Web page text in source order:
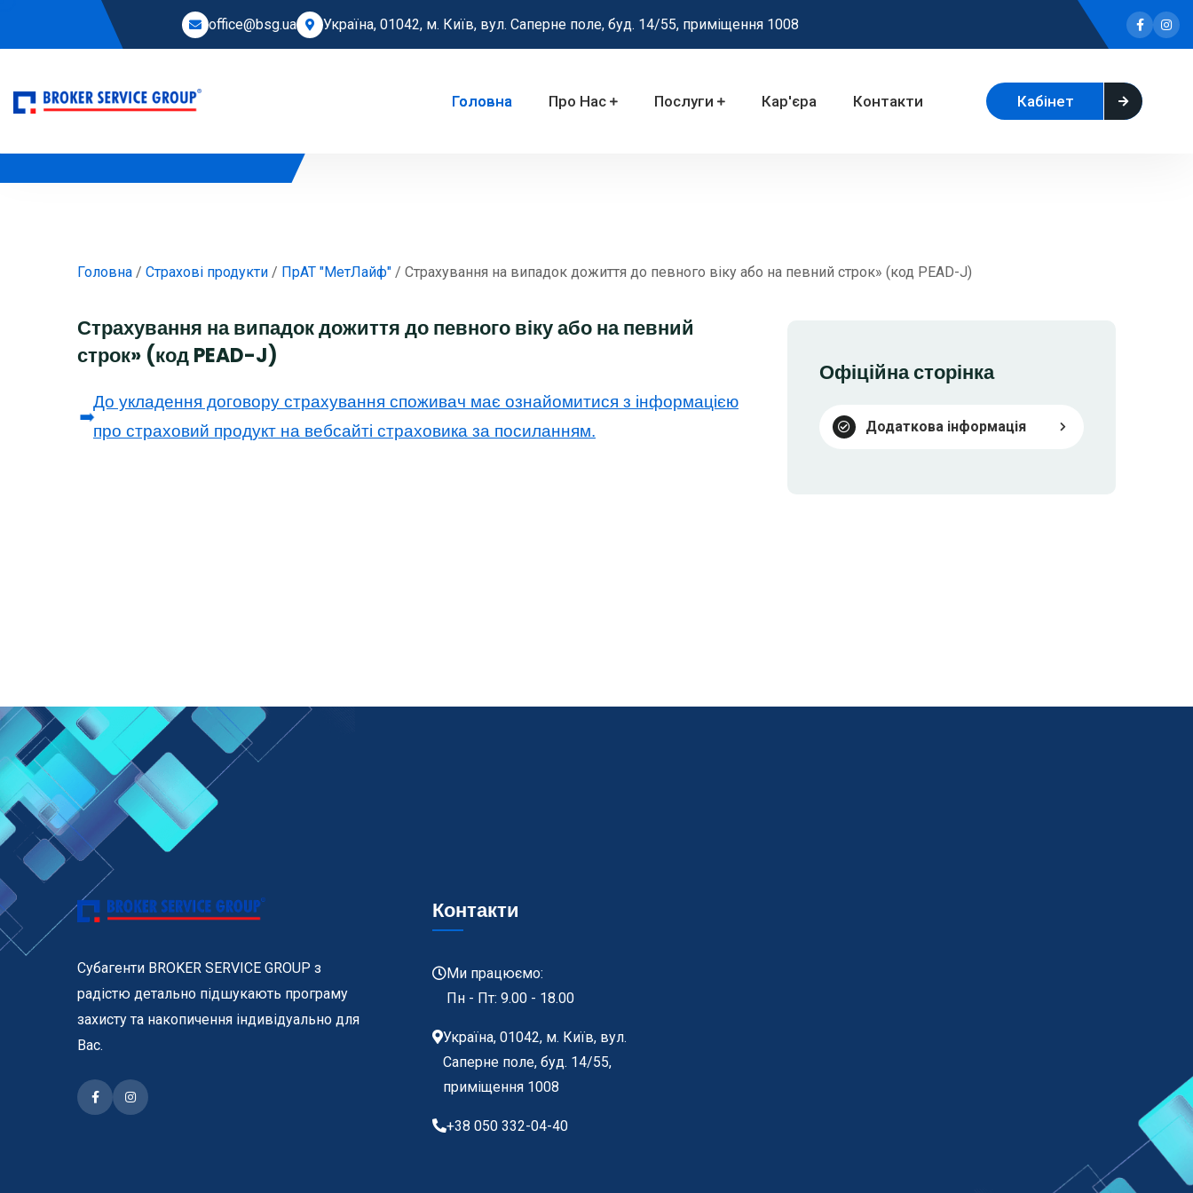
office@bsg.ua Україна, 01042, м. Київ, вул. Саперне поле, буд. 14/55, приміщення 1008 Facebook
Головна Про Нас Послуги Кар'єра Контакти Кабінет
Головна / Страхові продукти / ПрАТ "МетЛайф" / Страхування на випадок дожиття до певного віку або на певний строк» (код PEAD-J)
Страхування на випадок дожиття до певного віку або на певний
строк» (код PEAD-J)
➡️
До укладення договору страхування споживач має ознайомитися з інформацією
про страховий продукт на вебсайті страховика за посиланням.
Офіційна сторінка
Додаткова інформація
Субагенти BROKER SERVICE GROUP з
радістю детально підшукають програму
захисту та накопичення індивідуально для
Вас.
FacebookInstagram
Контакти
Ми працюємо:
Пн - Пт: 9.00 - 18.00
Україна, 01042, м. Київ, вул.
Саперне поле, буд. 14/55,
приміщення 1008
+38 050 332-04-40